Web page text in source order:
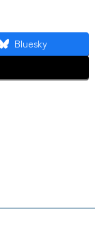
Bluesky